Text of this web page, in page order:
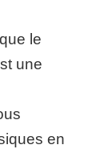
le
une
en